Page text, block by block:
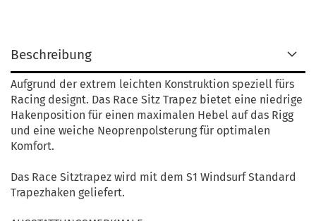
Beschreibung
Aufgrund der extrem leichten Konstruktion speziell fürs
Racing designt. Das Race Sitz Trapez bietet eine niedrige
Hakenposition für einen maximalen Hebel auf das Rigg
und eine weiche Neoprenpolsterung für optimalen
Komfort.
Das Race Sitztrapez wird mit dem S1 Windsurf Standard
Trapezhaken geliefert.